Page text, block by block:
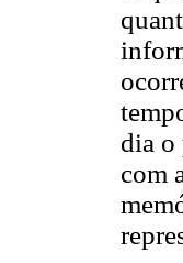
dia o
com